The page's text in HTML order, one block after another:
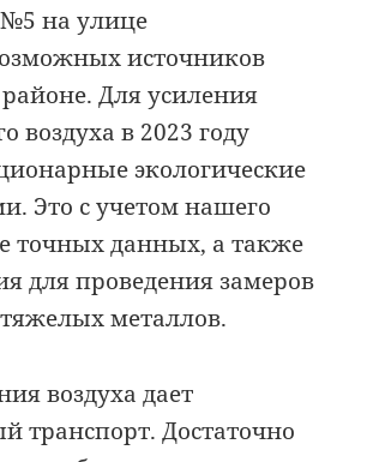
на улице
источников
Для усиления
воздуха в 2023 году
экологические
Это с учетом нашего
точных данных, а также
для проведения замеров
металлов.
воздуха дает
транспорт. Достаточно